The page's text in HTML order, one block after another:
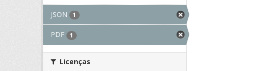
JSON 1
PDF 1
Licenças